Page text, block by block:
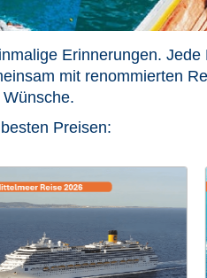
Erinnerungen.
mit renommierten
Preisen: